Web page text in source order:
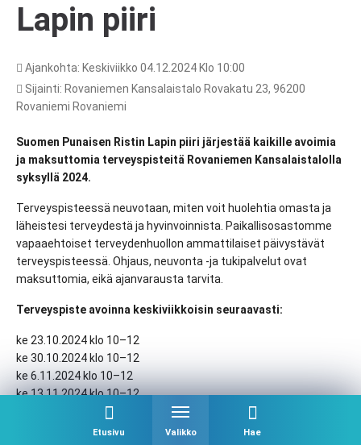
Etusivu Valikko Hae
Lapin piiri
Ajankohta: Keskiviikko 04.12.2024 Klo 10:00
Sijainti: Rovaniemen Kansalaistalo Rovakatu 23, 96200
Rovaniemi Rovaniemi
Suomen Punaisen Ristin Lapin piiri järjestää kaikille avoimia
ja maksuttomia terveyspisteitä Rovaniemen Kansalaistalolla
syksyllä 2024.
Terveyspisteessä neuvotaan, miten voit huolehtia omasta ja
läheistesi terveydestä ja hyvinvoinnista. Paikallisosastomme
vapaaehtoiset terveydenhuollon ammattilaiset päivystävät
terveyspisteessä. Ohjaus, neuvonta -ja tukipalvelut ovat
maksuttomia, eikä ajanvarausta tarvita.
Terveyspiste avoinna keskiviikkoisin seuraavasti:
ke 23.10.2024 klo 10–12
ke 30.10.2024 klo 10–12
ke 6.11.2024 klo 10–12
ke 13.11.2024 klo 10–12
ke 27.11.2024 klo 10–12
ke 4.12.2024 klo 10–12